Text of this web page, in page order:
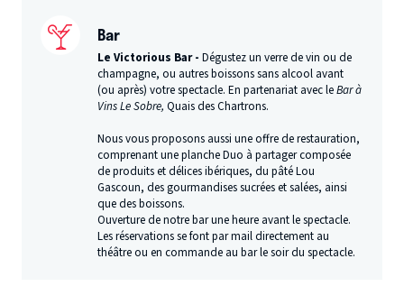
Bar
Le Victorious Bar -Dégustez un verre de vin ou de
champagne, ou autres boissons sans alcool avant
(ou après) votre spectacle. En partenariat avec leBar à
Vins Le Sobre, Quais des Chartrons.
Nous vous proposons aussi une offre de restauration,
comprenant une planche Duo à partager composée
de produits et délices ibériques, du pâté Lou
Gascoun, des gourmandises sucrées et salées, ainsi
que des boissons.
Ouverture de notre bar une heure avant le spectacle.
Les réservations se font par mail directement au
théâtre ou en commande au bar le soir du spectacle.